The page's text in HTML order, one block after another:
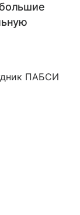
ПАБСИ